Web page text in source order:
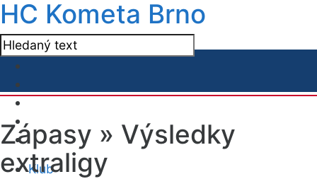
HC Kometa Brno
Klub
Zápasy » Výsledky
extraligy